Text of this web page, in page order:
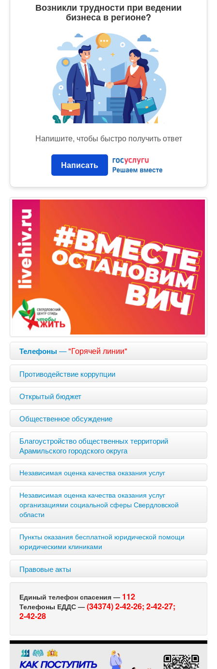
Возникли трудности при ведении
бизнеса в регионе?
Напишите, чтобы быстро получить ответ
Написать
Телефоны —"Горячей линии"
Противодействие коррупции
Открытый бюджет
Общественное обсуждение
Благоустройство общественных территорий
Арамильского городского округа
Независимая оценка качества оказания услуг
Независимая оценка качества оказания услуг
организациями социальной сферы Свердловской
области
Пункты оказания бесплатной юридической помощи
юридическими клиниками
Правовые акты
Единый телефон спасения — 112
Телефоны ЕДДС — (34374) 2-42-26; 2-42-27;
2-42-28